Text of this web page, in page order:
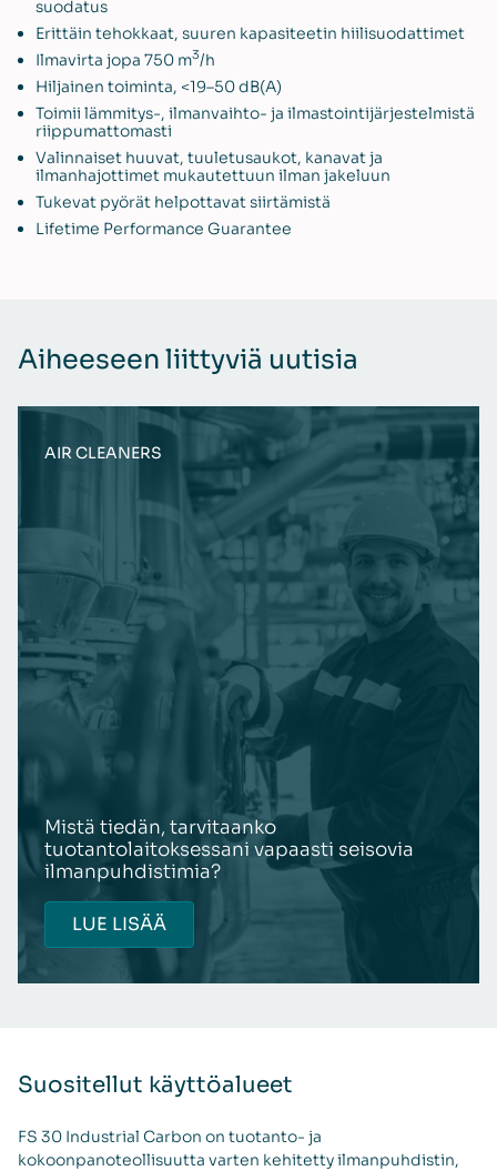
suodatus
Erittäin tehokkaat, suuren kapasiteetin hiilisuodattimet
Ilmavirta jopa 750 m3/h
Hiljainen toiminta, <19–50 dB(A)
Toimii lämmitys-, ilmanvaihto- ja ilmastointijärjestelmistä
riippumattomasti
Valinnaiset huuvat, tuuletusaukot, kanavat ja
ilmanhajottimet mukautettuun ilman jakeluun
Tukevat pyörät helpottavat siirtämistä
Lifetime Performance Guarantee
Aiheeseen liittyviä uutisia
AIR CLEANERS
Mistä tiedän, tarvitaanko
tuotantolaitoksessani vapaasti seisovia
ilmanpuhdistimia?
LUE LISÄÄ
Suositellut käyttöalueet
FS 30 Industrial Carbon on tuotanto- ja
kokoonpanoteollisuutta varten kehitetty ilmanpuhdistin,